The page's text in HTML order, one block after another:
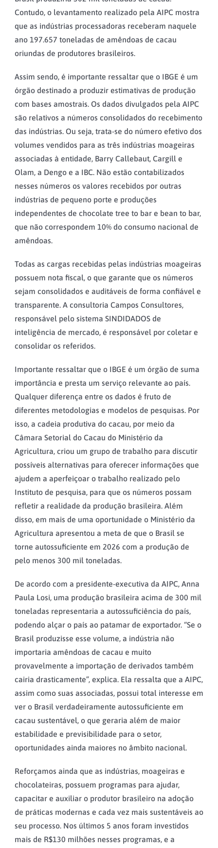
Contudo, o levantamento realizado pela AIPC mostra
que as indústrias processadoras receberam naquele
ano 197.657 toneladas de amêndoas de cacau
oriundas de produtores brasileiros.
Assim sendo, é importante ressaltar que o IBGE é um
órgão destinado a produzir estimativas de produção
com bases amostrais. Os dados divulgados pela AIPC
são relativos a números consolidados do recebimento
das indústrias. Ou seja, trata-se do número efetivo dos
volumes vendidos para as três indústrias moageiras
associadas à entidade, Barry Callebaut, Cargill e
Olam, a Dengo e a IBC. Não estão contabilizados
nesses números os valores recebidos por outras
indústrias de pequeno porte e produções
independentes de chocolate tree to bar e bean to bar,
que não correspondem 10% do consumo nacional de
amêndoas.
Todas as cargas recebidas pelas indústrias moageiras
possuem nota fiscal, o que garante que os números
sejam consolidados e auditáveis de forma confiável e
transparente. A consultoria Campos Consultores,
responsável pelo sistema SINDIDADOS de
inteligência de mercado, é responsável por coletar e
consolidar os referidos.
Importante ressaltar que o IBGE é um órgão de suma
importância e presta um serviço relevante ao país.
Qualquer diferença entre os dados é fruto de
diferentes metodologias e modelos de pesquisas. Por
isso, a cadeia produtiva do cacau, por meio da
Câmara Setorial do Cacau do Ministério da
Agricultura, criou um grupo de trabalho para discutir
possíveis alternativas para oferecer informações que
ajudem a aperfeiçoar o trabalho realizado pelo
Instituto de pesquisa, para que os números possam
refletir a realidade da produção brasileira. Além
disso, em mais de uma oportunidade o Ministério da
Agricultura apresentou a meta de que o Brasil se
torne autossuficiente em 2026 com a produção de
pelo menos 300 mil toneladas.
De acordo com a presidente-executiva da AIPC, Anna
Paula Losi, uma produção brasileira acima de 300 mil
toneladas representaria a autossuficiência do país,
podendo alçar o país ao patamar de exportador. “Se o
Brasil produzisse esse volume, a indústria não
importaria amêndoas de cacau e muito
provavelmente a importação de derivados também
cairia drasticamente”, explica. Ela ressalta que a AIPC,
assim como suas associadas, possui total interesse em
ver o Brasil verdadeiramente autossuficiente em
cacau sustentável, o que geraria além de maior
estabilidade e previsibilidade para o setor,
oportunidades ainda maiores no âmbito nacional.
Reforçamos ainda que as indústrias, moageiras e
chocolateiras, possuem programas para ajudar,
capacitar e auxiliar o produtor brasileiro na adoção
de práticas modernas e cada vez mais sustentáveis ao
seu processo. Nos últimos 5 anos foram investidos
mais de R$130 milhões nesses programas, e a